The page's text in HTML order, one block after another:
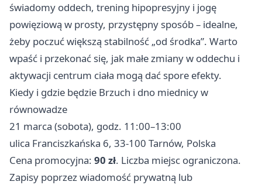
świadomy oddech, trening hipopresyjny i jogę
powięziową w prosty, przystępny sposób – idealne,
żeby poczuć większą stabilność „od środka”. Warto
wpaść i przekonać się, jak małe zmiany w oddechu i
aktywacji centrum ciała mogą dać spore efekty.
Kiedy i gdzie będzie Brzuch i dno miednicy w
równowadze
21 marca (sobota), godz. 11:00–13:00
ulica Franciszkańska 6, 33-100 Tarnów, Polska
Cena promocyjna: 90 zł. Liczba miejsc ograniczona.
Zapisy poprzez wiadomość prywatną lub